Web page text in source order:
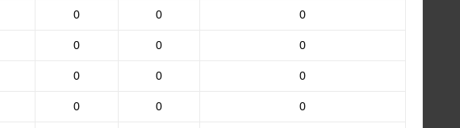
0 0 0
0 0 0
0 0 0
0 0 0